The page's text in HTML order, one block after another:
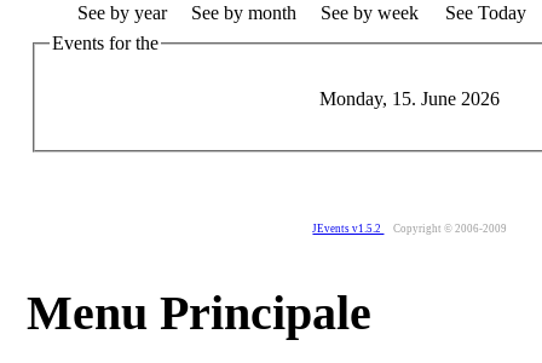
See by year See by month See by week
See Today
Events for the
Monday, 15. June 2026
JEvents v1.5.2 Copyright © 2006-2009
Menu Principale